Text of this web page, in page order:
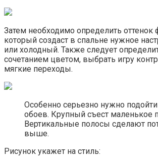
Затем необходимо определить оттенок
который создаст в спальне нужное
или холодный. Также следует
сочетанием цветом, выбрать игру
мягкие переходы.
Особенно серьезно нужно
обоев. Крупный съест маленькое
Вертикальные полосы сделают
выше.
Рисунок укажет на стиль: